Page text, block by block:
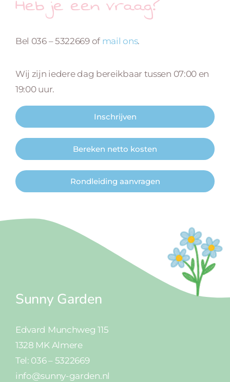
Bel 036 – 5322669 of mail ons.
Wij zijn iedere dag bereikbaar tussen 07:00 en
19:00 uur.
Inschrijven
Bereken netto kosten
Rondleiding aanvragen
Sunny Garden
Edvard Munchweg 115
1328 MK Almere
Tel: 036 – 5322669
info@sunny-garden.nl